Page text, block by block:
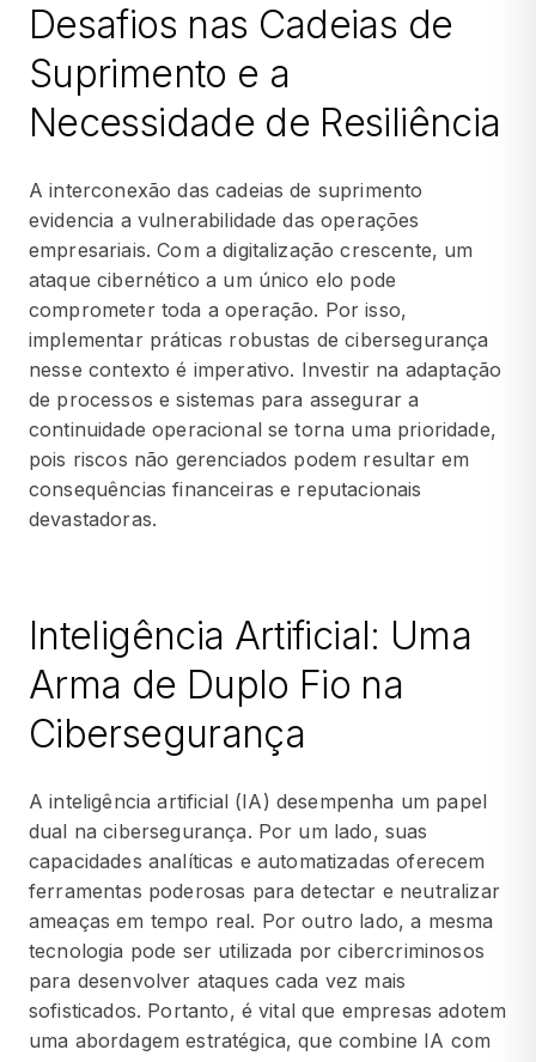
Desafios nas Cadeias de
Suprimento e a
Necessidade de Resiliência
A interconexão das cadeias de suprimento
evidencia a vulnerabilidade das operações
empresariais. Com a digitalização crescente, um
ataque cibernético a um único elo pode
comprometer toda a operação. Por isso,
implementar práticas robustas de cibersegurança
nesse contexto é imperativo. Investir na adaptação
de processos e sistemas para assegurar a
continuidade operacional se torna uma prioridade,
pois riscos não gerenciados podem resultar em
consequências financeiras e reputacionais
devastadoras.
Inteligência Artificial: Uma
Arma de Duplo Fio na
Cibersegurança
A inteligência artificial (IA) desempenha um papel
dual na cibersegurança. Por um lado, suas
capacidades analíticas e automatizadas oferecem
ferramentas poderosas para detectar e neutralizar
ameaças em tempo real. Por outro lado, a mesma
tecnologia pode ser utilizada por cibercriminosos
para desenvolver ataques cada vez mais
sofisticados. Portanto, é vital que empresas adotem
uma abordagem estratégica, que combine IA com